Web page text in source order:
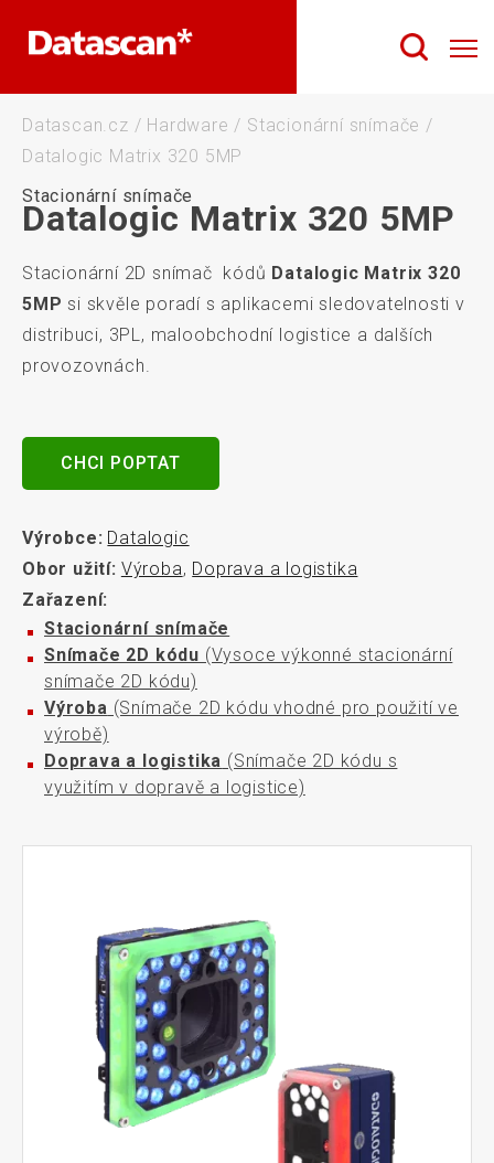
Datascan.cz / Hardware / Stacionární snímače /
Datalogic Matrix 320 5MP
Stacionární snímače
Datalogic Matrix 320 5MP
Stacionární 2D snímač kódů Datalogic Matrix 320
5MP si skvěle poradí s aplikacemi sledovatelnosti v
distribuci, 3PL, maloobchodní logistice a dalších
provozovnách.
CHCI POPTAT
Výrobce: Datalogic
Obor užití: Výroba, Doprava a logistika
Zařazení:
Stacionární snímače
Snímače 2D kódu (Vysoce výkonné stacionární
snímače 2D kódu)
Výroba (Snímače 2D kódu vhodné pro použití ve
výrobě)
Doprava a logistika (Snímače 2D kódu s
využitím v dopravě a logistice)